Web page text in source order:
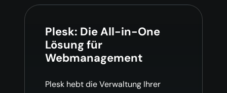
Plesk: Die All-in-One
Lösung für
Webmanagement
Plesk hebt die Verwaltung Ihrer